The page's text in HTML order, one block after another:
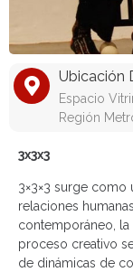
Ubicación
Espacio
Región
3x3x3
3×3×3 surge como
relaciones
contemporáneo, la
proceso creativo
de dinámicas de